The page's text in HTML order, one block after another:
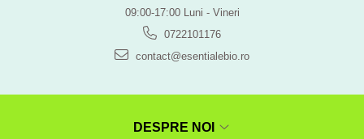
09:00-17:00 Luni - Vineri
0722101176
contact@esentialebio.ro
DESPRE NOI